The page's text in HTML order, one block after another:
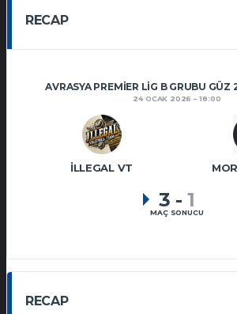
RECAP
AVRASYA PREMIER LIG B GRUBU
24 OCAK 2026 18:00
İLLEGAL VT
3 - 1
MAÇ SONUCU
RECAP